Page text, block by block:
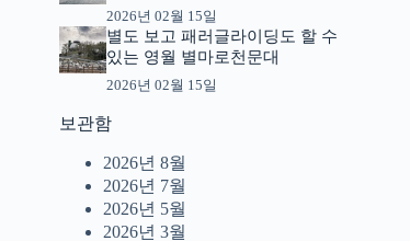
2026년 02월 15일
별도 보고 패러글라이딩도 할 수
있는 영월 별마로천문대
2026년 02월 15일
보관함
2026년 8월
2026년 7월
2026년 5월
2026년 3월